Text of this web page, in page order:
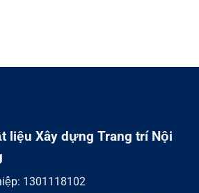
liệu Xây dựng Trang trí Nội
1301118102